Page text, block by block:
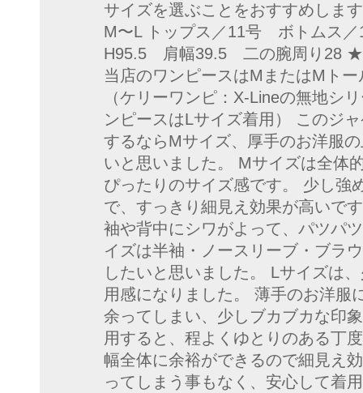
サイズを選ぶことをおすすめしま
M〜L トップス／11号 ボトム
H95.5 肩幅39.5 二の腕周り28 ★
当店のワンピースはMまたはMト
（ケリーワンピ：X-Lineの無地シ
ンピースはLサイズ着用） このジ
するならMサイズ、厚手のお洋服
いと思いました。 Mサイズは全体
ぴったりのサイズ感です。 少し強
で、すっきり細見え効果が高いで
袖や背中にシワがよって、パツパ
イズは半袖・ノースリーブ・ブラ
したいと思いました。 Lサイズは
用感になりました。 薄手のお洋服
余ってしまい、少しブカブカな印
用すると、程よくゆとりのある丁
幅全体に余裕ができるので細見え
ってしまう事もなく、安心して着